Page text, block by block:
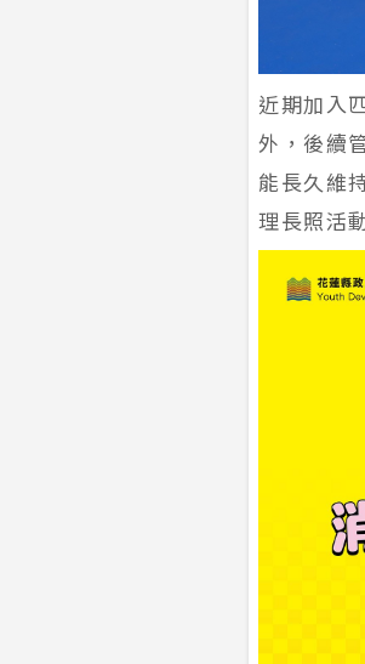
近期加入
外，後續
能長久維
理長照活